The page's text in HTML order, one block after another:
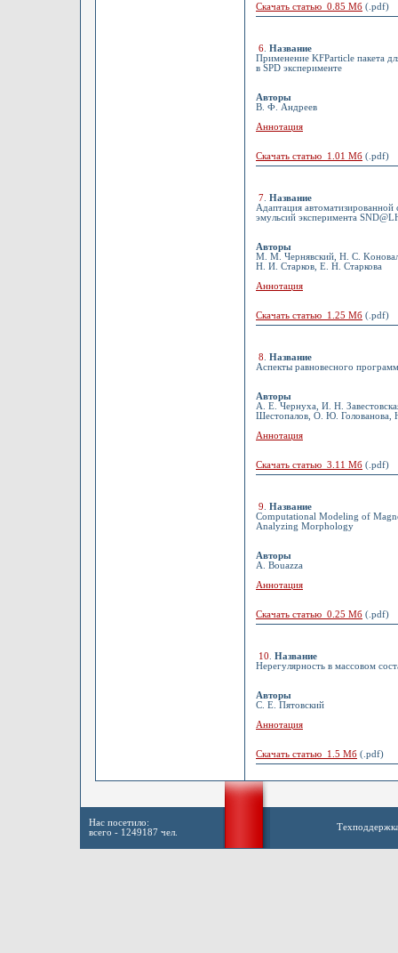
Скачать статью 0.85 Мб (.pdf)
6 Название
Применение KFParticle пакета
в SPD эксперименте
Авторы
В. Ф. Андреев
Аннотация
Скачать статью 1.01 Мб (.pdf)
7 Название
Адаптация
эмульсий эксперимента
Авторы
М. М. Чернявский, Н. С.
Н. И. Старков, Е. Н. Старкова
Аннотация
Скачать статью 1.25 Мб (.pdf)
8
Название
Аспекты равновесного
Авторы
А. Е. Чернуха, И. Н.
Шестопалов, О. Ю. Голованова,
Аннотация
Скачать статью 3.11 Мб (.pdf)
9
Название
Computational Modeling of
Analyzing Morphology
Авторы
A. Bouazza
Аннотация
Скачать статью 0.25 Мб (.pdf)
10
Название
Нерегулярность в массовом
Авторы
С. Е. Пятовский
Аннотация
Скачать статью 1.5 Мб (.pdf)
Нас посетило:
всего - 1249187 чел.